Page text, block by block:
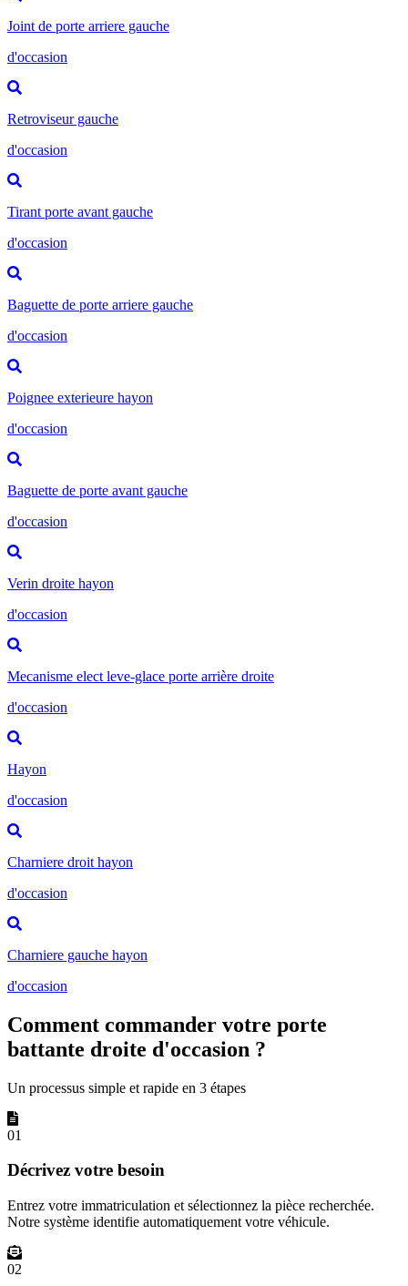
Joint de porte arriere gauche
d'occasion
Retroviseur gauche
d'occasion
Tirant porte avant gauche
d'occasion
Baguette de porte arriere gauche
d'occasion
Poignee exterieure hayon
d'occasion
Baguette de porte avant gauche
d'occasion
Verin droite hayon
d'occasion
Mecanisme elect leve-glace porte arrière droite
d'occasion
Hayon
d'occasion
Charniere droit hayon
d'occasion
Charniere gauche hayon
d'occasion
Comment commander votre porte
battante droite d'occasion ?
Un processus simple et rapide en 3 étapes
01
Décrivez votre besoin
Entrez votre immatriculation et sélectionnez la pièce recherchée.
Notre système identifie automatiquement votre véhicule.
02